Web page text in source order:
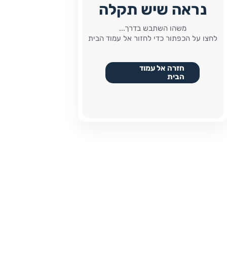
נראה שיש תקלה
משהו השתבש בדרך...
לחצו על הכפתור כדי לחזור אל עמוד הבית
חזרה אל עמוד
הבית